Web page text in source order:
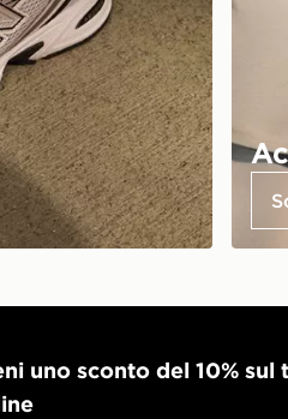
uno sconto del 10% sul